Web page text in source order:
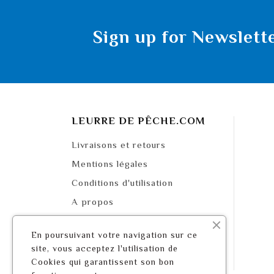
Sign up for
LEURRE DE PÊCHE.COM
Livraisons et retours
Mentions légales
Conditions d'utilisation
A propos
Mappa del sito
Contattaci
En poursuivant votre navigation sur ce
site, vous acceptez l'utilisation de
Cookies qui garantissent son bon